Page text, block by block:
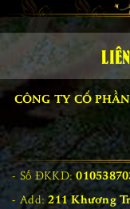
CÔNG TY CỔ
Số ĐKKD:
Add:211 Khương